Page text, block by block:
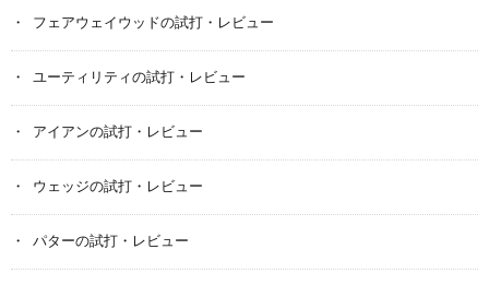
フェアウェイウッドの試打・レビュー
ユーティリティの試打・レビュー
アイアンの試打・レビュー
ウェッジの試打・レビュー
パターの試打・レビュー